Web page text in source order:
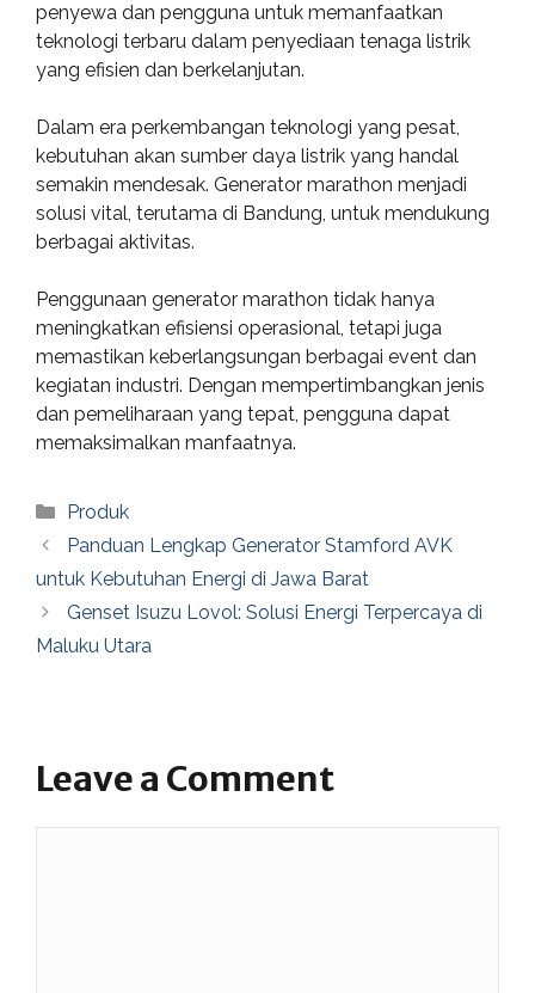
penyewa dan pengguna untuk memanfaatkan
teknologi terbaru dalam penyediaan tenaga listrik
yang efisien dan berkelanjutan.
Dalam era perkembangan teknologi yang pesat,
kebutuhan akan sumber daya listrik yang handal
semakin mendesak. Generator marathon menjadi
solusi vital, terutama di Bandung, untuk mendukung
berbagai aktivitas.
Penggunaan generator marathon tidak hanya
meningkatkan efisiensi operasional, tetapi juga
memastikan keberlangsungan berbagai event dan
kegiatan industri. Dengan mempertimbangkan jenis
dan pemeliharaan yang tepat, pengguna dapat
memaksimalkan manfaatnya.
Categories
Produk
Panduan Lengkap Generator Stamford AVK
untuk Kebutuhan Energi di Jawa Barat
Genset Isuzu Lovol: Solusi Energi Terpercaya di
Maluku Utara
Leave a Comment